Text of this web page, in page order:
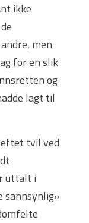
ikke
men
for en slik
og
lagt til
tvil ved
uttalt i
sannsynlig»